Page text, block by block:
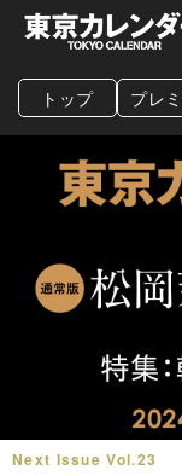
トップ プレ
Next Issue Vol.23